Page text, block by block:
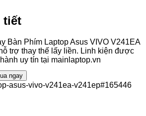
tiết
Bàn Phím Laptop Asus VIVO V241EA
trợ thay thế lấy liền. Linh kiện được
uy tín tại mainlaptop.vn
ngay